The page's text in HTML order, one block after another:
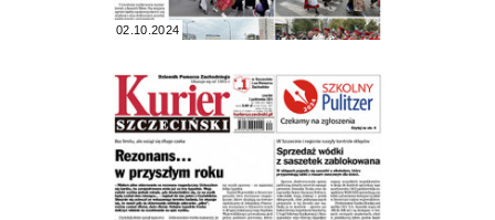
02.10.2024